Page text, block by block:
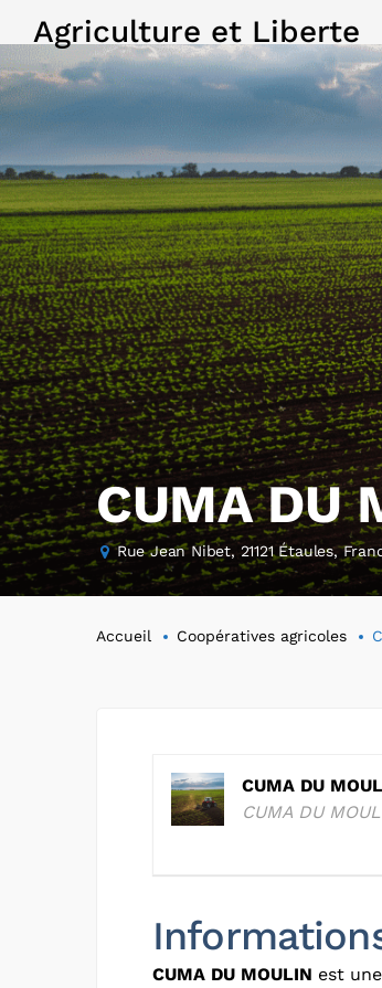
Agriculture et Liberte
CUMA DU
Rue Jean Nibet, 21121 Étaules,
Accueil Coopératives agricoles
CUMA DU
CUMA DU
CUMA DU MOULIN est